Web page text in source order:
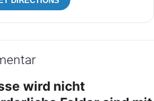
wird nicht